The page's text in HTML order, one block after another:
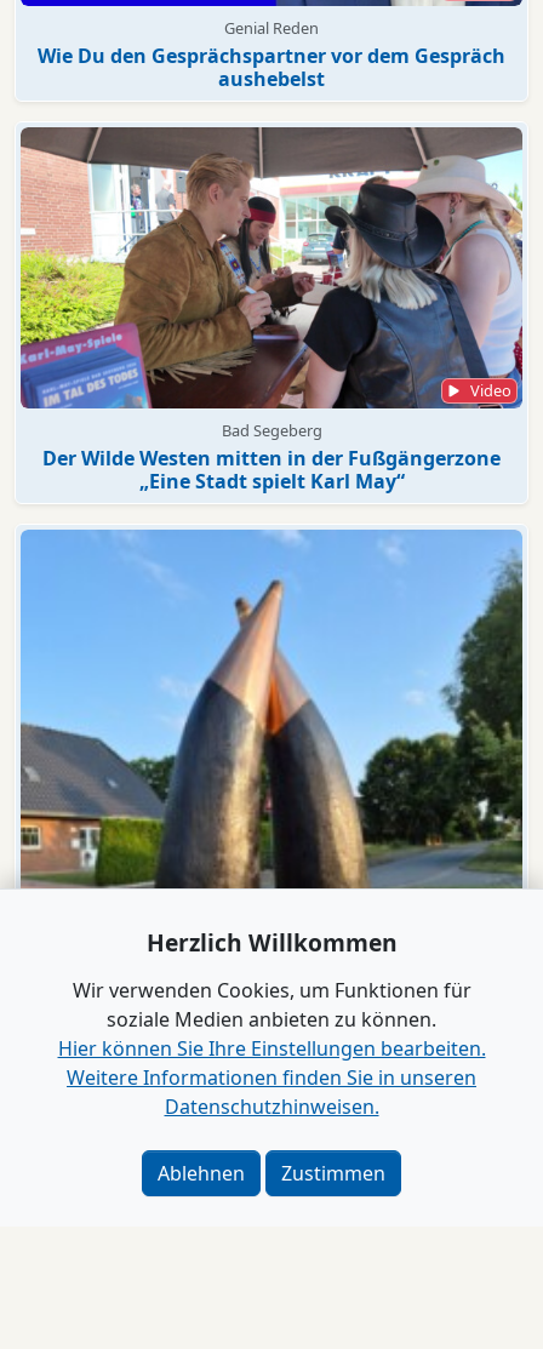
Genial Reden
Wie Du den Gesprächspartner vor dem Gespräch
aushebelst
Video
Bad Segeberg
Der Wilde Westen mitten in der Fußgängerzone
„Eine Stadt spielt Karl May“
Herzlich Willkommen
Wir verwenden Cookies, um Funktionen für
soziale Medien anbieten zu können.
Hier können Sie Ihre Einstellungen bearbeiten.
Weitere Informationen finden Sie in unseren
Datenschutzhinweisen.
Ablehnen Zustimmen